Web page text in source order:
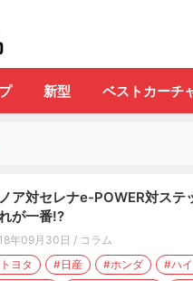
新型 ベストカーチ
ノア対セレナe-POWER対ス
が一番!?
年09月30日 / コラム
ヨタ
#日産 #ホンダ #ハ